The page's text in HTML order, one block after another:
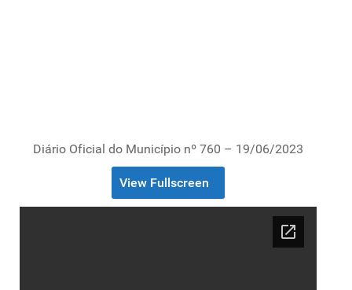
Diário Oficial do Município nº 760 – 19/06/2023
View Fullscreen